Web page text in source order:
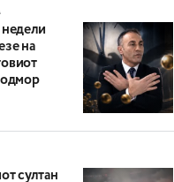
недели
на
одмор
султан